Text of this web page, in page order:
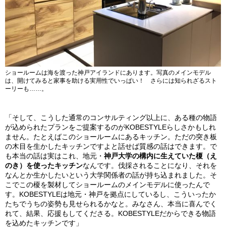
ショールームは海を渡った神戸アイランドにあります。写真のメインモデル
は、開けてみると家事を助ける実用性でいっぱい！ さらには知られざるスト
ーリーも……。
「そして、こうした通常のコンサルティング以上に、ある種の物語
が込められたプランをご提案するのがKOBESTYLEらしさかもしれ
ません。たとえばこのショールームにあるキッチン。ただの突き板
の木目を生かしたキッチンですよと話せば質感の話はできます。で
も本当の話は実はこれ、地元・ 神戸大学の構内に生えていた榎（え
のき）を使ったキッチンなんです。伐採されることになり、それを
なんとか生かしたいという大学関係者の話が持ち込まれました。そ
こでこの榎を製材してショールームのメインモデルに使ったんで
す。KOBESTYLEは地元・神戸を拠点にしているし、こういったか
たちでうちの姿勢も見せられるかなと。みなさん、本当に喜んでく
れて、結果、応援もしてくださる。KOBESTYLEだからできる物語
を込めたキッチンです」